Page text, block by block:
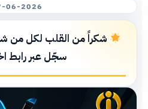
07-06-
شكراً من القلب لكل من
سجّل عبر رابط